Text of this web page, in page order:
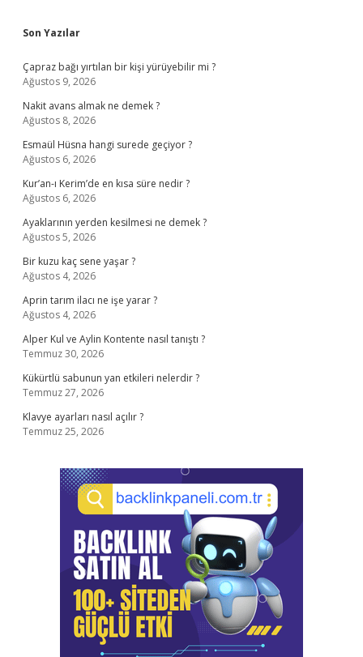
Sidebar
Son Yazılar
Çapraz bağı yırtılan bir kişi yürüyebilir mi ?
Ağustos 9, 2026
Nakit avans almak ne demek ?
Ağustos 8, 2026
Esmaül Hüsna hangi surede geçiyor ?
Ağustos 6, 2026
Kur’an-ı Kerim’de en kısa süre nedir ?
Ağustos 6, 2026
Ayaklarının yerden kesilmesi ne demek ?
Ağustos 5, 2026
Bir kuzu kaç sene yaşar ?
Ağustos 4, 2026
Aprin tarım ilacı ne işe yarar ?
Ağustos 4, 2026
Alper Kul ve Aylin Kontente nasıl tanıştı ?
Temmuz 30, 2026
Kükürtlü sabunun yan etkileri nelerdir ?
Temmuz 27, 2026
Klavye ayarları nasıl açılır ?
Temmuz 25, 2026